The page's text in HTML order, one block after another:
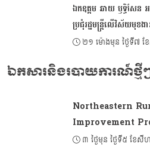
ឯកឧត្ដម ឆាយ ឫទ្ធិសែន
ប្រជុំរដ្ឋមន្ត្រីលើវិស័យមុ
អាស៊ានបូកបីលើកទី៨ ស្តីពី
២១ ម៉ោងមុន ថ្ងៃទី៧
ឯកសារនិងរបាយការណ៍ថ្មី
Northeastern
Improvement
៣ ថ្ងៃមុន ថ្ងៃទី៥ ខែ